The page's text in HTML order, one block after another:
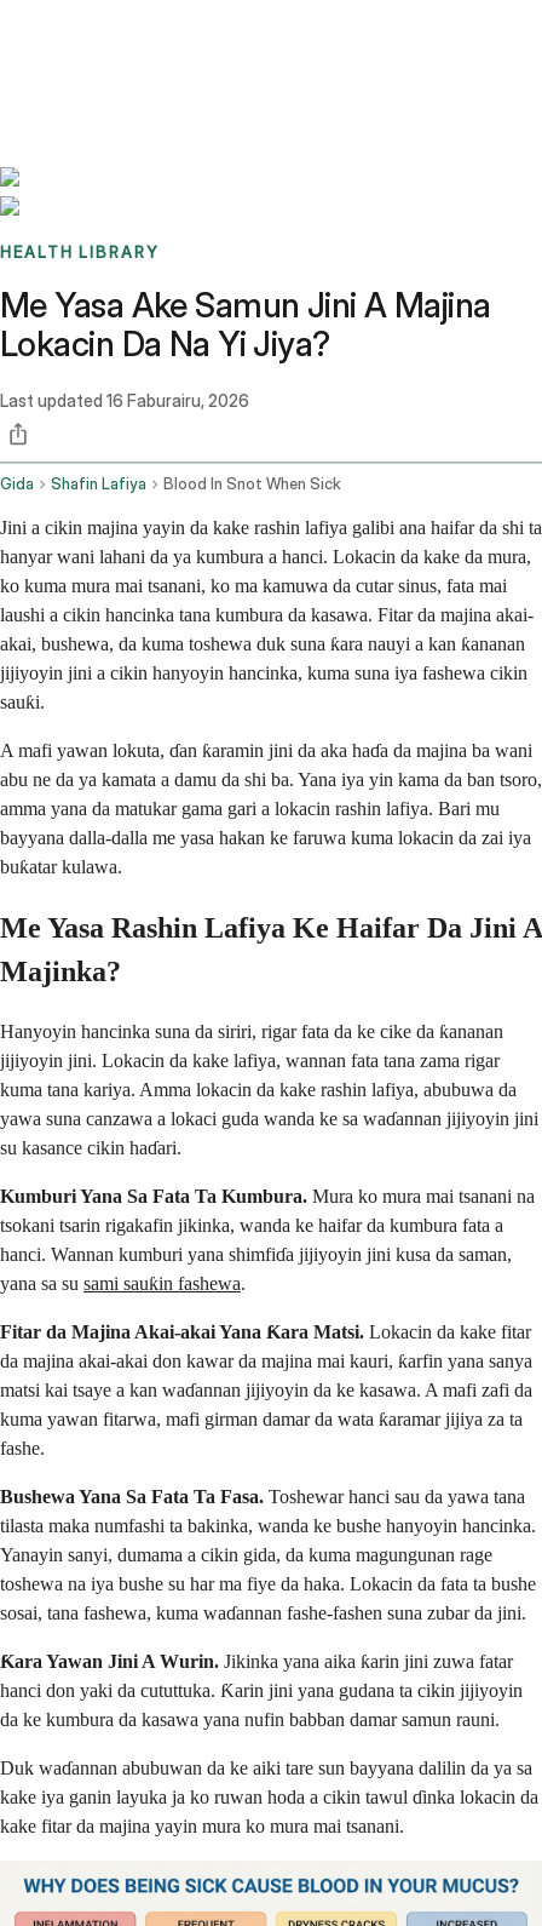
HEALTH LIBRARY
Me Yasa Ake Samun Jini A Majina
Lokacin Da Na Yi Jiya?
Last updated 16 Faburairu, 2026
Gida Shafin Lafiya Blood In Snot When Sick
Jini a cikin majina yayin da kake rashin lafiya galibi ana haifar da shi ta
hanyar wani lahani da ya kumbura a hanci. Lokacin da kake da mura,
ko kuma mura mai tsanani, ko ma kamuwa da cutar sinus, fata mai
laushi a cikin hancinka tana kumbura da kasawa. Fitar da majina akai-
akai, bushewa, da kuma toshewa duk suna ƙara nauyi a kan ƙananan
jijiyoyin jini a cikin hanyoyin hancinka, kuma suna iya fashewa cikin
sauƙi.
A mafi yawan lokuta, ɗan ƙaramin jini da aka haɗa da majina ba wani
abu ne da ya kamata a damu da shi ba. Yana iya yin kama da ban tsoro,
amma yana da matukar gama gari a lokacin rashin lafiya. Bari mu
bayyana dalla-dalla me yasa hakan ke faruwa kuma lokacin da zai iya
buƙatar kulawa.
Me Yasa Rashin Lafiya Ke Haifar Da Jini A
Majinka?
Hanyoyin hancinka suna da siriri, rigar fata da ke cike da ƙananan
jijiyoyin jini. Lokacin da kake lafiya, wannan fata tana zama rigar
kuma tana kariya. Amma lokacin da kake rashin lafiya, abubuwa da
yawa suna canzawa a lokaci guda wanda ke sa waɗannan jijiyoyin jini
su kasance cikin haɗari.
Kumburi Yana Sa Fata Ta Kumbura. Mura ko mura mai tsanani na
tsokani tsarin rigakafin jikinka, wanda ke haifar da kumbura fata a
hanci. Wannan kumburi yana shimfiɗa jijiyoyin jini kusa da saman,
yana sa su sami sauƙin fashewa.
Fitar da Majina Akai-akai Yana Ƙara Matsi. Lokacin da kake fitar
da majina akai-akai don kawar da majina mai kauri, ƙarfin yana sanya
matsi kai tsaye a kan waɗannan jijiyoyin da ke kasawa. A mafi zafi da
kuma yawan fitarwa, mafi girman damar da wata ƙaramar jijiya za ta
fashe.
Bushewa Yana Sa Fata Ta Fasa. Toshewar hanci sau da yawa tana
tilasta maka numfashi ta bakinka, wanda ke bushe hanyoyin hancinka.
Yanayin sanyi, dumama a cikin gida, da kuma magungunan rage
toshewa na iya bushe su har ma fiye da haka. Lokacin da fata ta bushe
sosai, tana fashewa, kuma waɗannan fashe-fashen suna zubar da jini.
Ƙara Yawan Jini A Wurin. Jikinka yana aika ƙarin jini zuwa fatar
hanci don yaki da cututtuka. Ƙarin jini yana gudana ta cikin jijiyoyin
da ke kumbura da kasawa yana nufin babban damar samun rauni.
Duk waɗannan abubuwan da ke aiki tare sun bayyana dalilin da ya sa
kake iya ganin layuka ja ko ruwan hoda a cikin tawul ɗinka lokacin da
kake fitar da majina yayin mura ko mura mai tsanani.